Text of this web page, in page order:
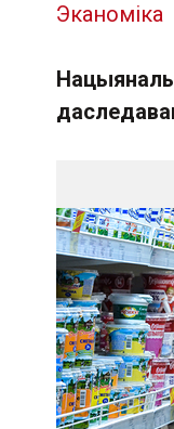
Эканоміка